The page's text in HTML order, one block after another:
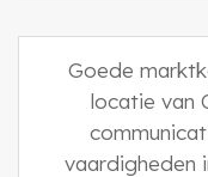
Goede
locatie van
vaardigheden